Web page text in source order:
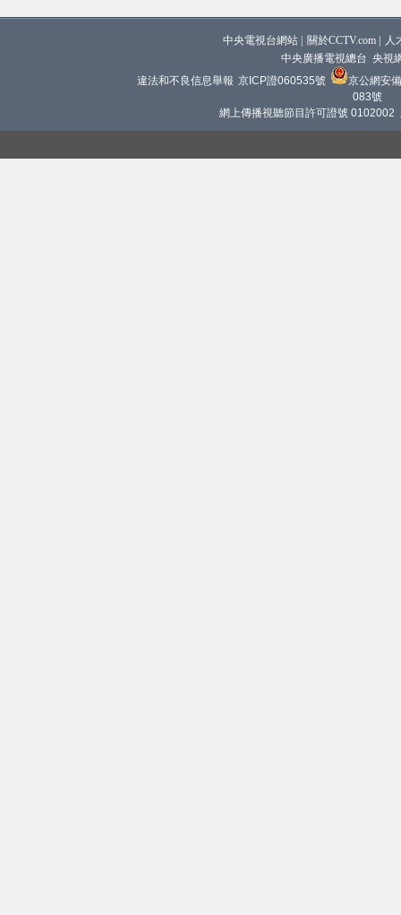
中央電視台網站 關於CCTV.com
人
中央廣播電視總台 央視
違法和不良信息舉報 京ICP證060535號
京公網安
083號
網上傳播視聽節目許可證號 0102002